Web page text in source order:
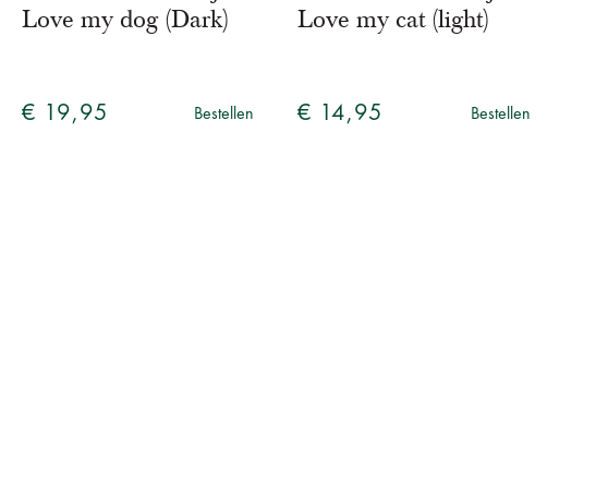
Love my dog (Dark)
€ 19,95 Bestellen
Love my cat (light)
€ 14,95 Bestellen